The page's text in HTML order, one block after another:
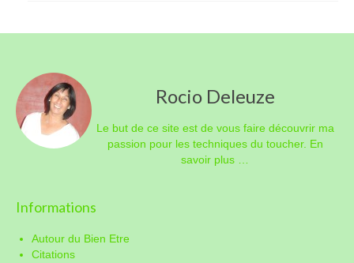
Rocio Deleuze
Le but de ce site est de vous faire découvrir ma
passion pour les techniques du toucher. En
savoir plus …
Informations
Autour du Bien Etre
Citations